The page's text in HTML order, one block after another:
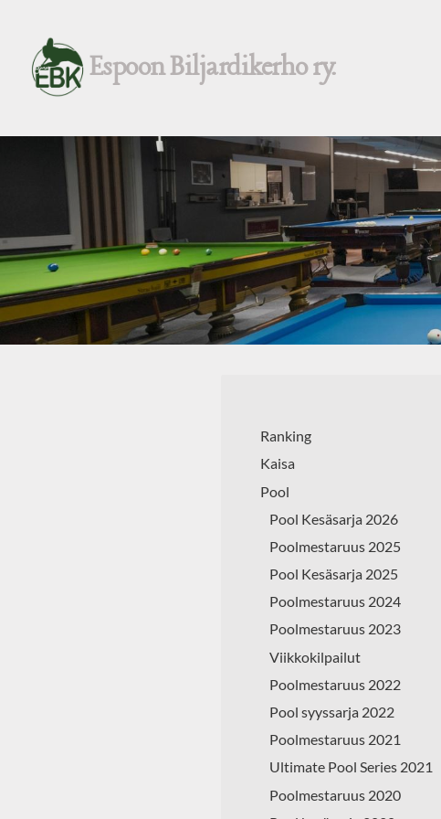
sivun
sisältöön
Espoon Biljardikerho ry.
Ranking
Kaisa
Pool
Pool Kesäsarja 2026
Poolmestaruus 2025
Pool Kesäsarja 2025
Poolmestaruus 2024
Poolmestaruus 2023
Viikkokilpailut
Poolmestaruus 2022
Pool syyssarja 2022
Poolmestaruus 2021
Ultimate Pool Series 2021
Poolmestaruus 2020